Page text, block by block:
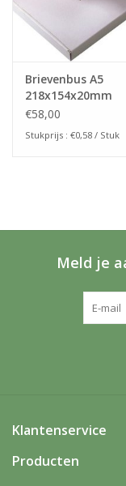
Brievenbus A5
218x154x20mm
€58,00
Stukprijs : €0,58 / Stuk
Meld je
Klantenservice
Producten